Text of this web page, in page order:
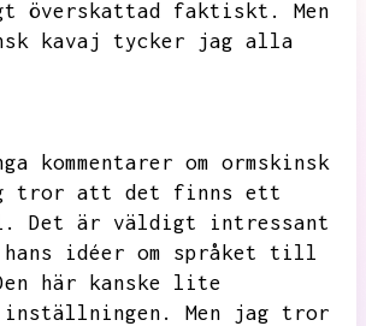
överskattad faktiskt.
Men
kavaj tycker jag alla
kommentarer om ormskinsk
tror att det finns ett
Det är väldigt intressant
idéer om språket till
här kanske lite
Men jag tror